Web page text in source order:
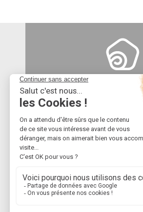
10 impasse d'Austerlitz
contact@logelia.fr